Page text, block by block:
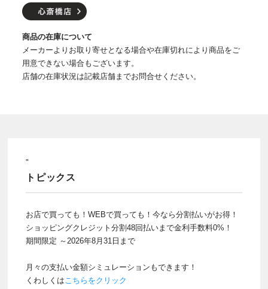
商品の在庫について
メーカーよりお取り寄せとなる場合や在庫切れにより商品をご
用意できない場合もございます。
店舗の在庫状況は記載店舗までお問合せください。
"
トピックス
お店で買っても！WEBで買っても！今なら分割払いがお得！
ショッピングクレジット分割48回払いまで金利手数料0%！
期間限定 ～2026年8月31日まで
月々の支払い金額シミュレーションもできます！
くわしくは こちらをクリック